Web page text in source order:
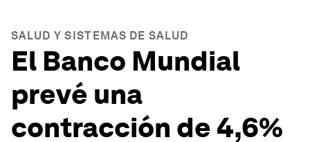
SALUD Y SISTEMAS DE SALUD
El Banco Mundial
prevé una
contracción de 4,6%